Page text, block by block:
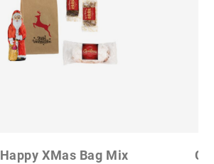
Happy XMas Bag Mix